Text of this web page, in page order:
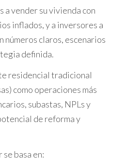
por qué tantas
inolvidables y
hijos una infancia llena
rica amalgama de
vender su vivienda con
inflados, y a inversores a
números claros, escenarios
definida.
residencial tradicional
como operaciones más
subastas, NPLs y
de reforma y
basa en: